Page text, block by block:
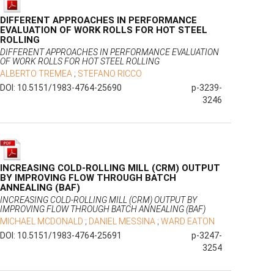
DIFFERENT APPROACHES IN PERFORMANCE
EVALUATION OF WORK ROLLS FOR HOT STEEL
ROLLING
DIFFERENT APPROACHES IN PERFORMANCE EVALUATION
OF WORK ROLLS FOR HOT STEEL ROLLING
ALBERTO TREMEA ; STEFANO RICCO
DOI: 10.5151/1983-4764-25690
p-3239-
3246
INCREASING COLD-ROLLING MILL (CRM) OUTPUT
BY IMPROVING FLOW THROUGH BATCH
ANNEALING (BAF)
INCREASING COLD-ROLLING MILL (CRM) OUTPUT BY
IMPROVING FLOW THROUGH BATCH ANNEALING (BAF)
MICHAEL MCDONALD ; DANIEL MESSINA ; WARD EATON
DOI: 10.5151/1983-4764-25691
p-3247-
3254